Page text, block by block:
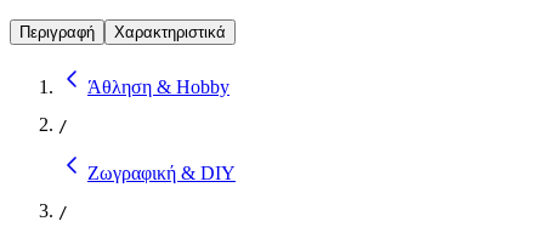
Περιγραφή Χαρακτηριστικά
Άθληση & Hobby
/
Ζωγραφική & DIY
/